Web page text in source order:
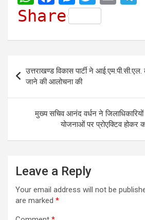
h
t
A
p
p
a
e
b
o
o
k
e
s
s
e
n
g
e
r
w
i
t
t
e
r
i
l
Share
navigation
उत्तराखण्ड विकास पार्टी ने
जाने की आलोचना की
मुख्य सचिव आनंद वर्धन ने जिलाधिकारियों
योजनाओं पर प्रोएक्टिव होकर
Leave a Reply
Your email address will not be
are marked *